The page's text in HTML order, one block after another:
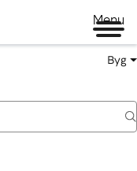
Menu
Byg